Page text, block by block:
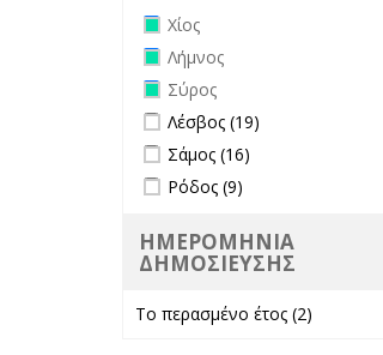
Remove Χίος filter
Χίος
Remove Λήμνος filter
Λήμνος
Remove Σύρος filter
Σύρος
Apply Λέσβος filter
Λέσβος (19)
Apply Σάμος filter
Σάμος (16)
Apply Ρόδος filter
Ρόδος (9)
ΗΜΕΡΟΜΗΝΙΑ
ΔΗΜΟΣΙΕΥΣΗΣ
Το περασμένο έτος (2)